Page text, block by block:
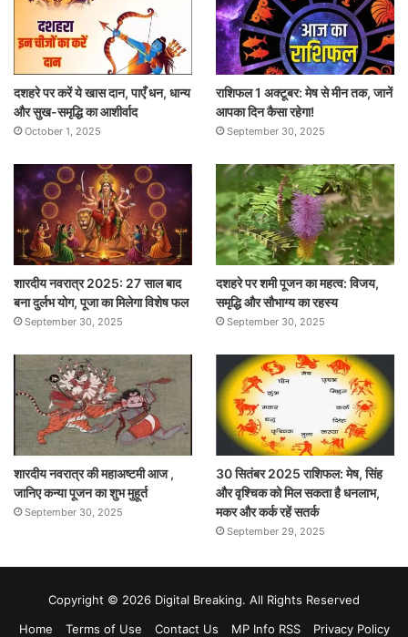
दशहरे पर करें ये खास दान, पाएँ धन, धान्य
और सुख-समृद्धि का आशीर्वाद
October 1, 2025
राशिफल 1 अक्टूबर: मेष से मीन तक, जानें
आपका दिन कैसा रहेगा!
September 30, 2025
शारदीय नवरात्र 2025: 27 साल बाद
बना दुर्लभ योग, पूजा का मिलेगा विशेष फल
September 30, 2025
दशहरे पर शमी पूजन का महत्व: विजय,
समृद्धि और सौभाग्य का रहस्य
September 30, 2025
शारदीय नवरात्र की महाअष्टमी आज ,
जानिए कन्या पूजन का शुभ मुहूर्त
September 30, 2025
30 सितंबर 2025 राशिफल: मेष, सिंह
और वृश्चिक को मिल सकता है धनलाभ,
मकर और कर्क रहें सतर्क
September 29, 2025
Copyright © 2026 Digital Breaking. All Rights Reserved
Home
Terms of Use Contact Us MP Info RSS Privacy Policy